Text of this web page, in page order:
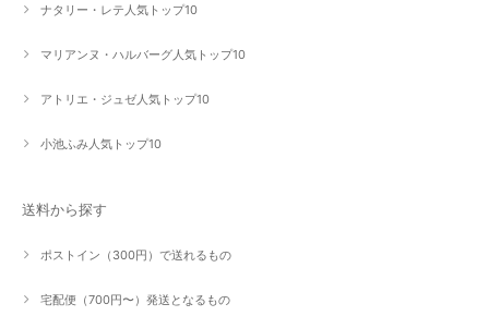
ナタリー・レテ人気トップ10
マリアンヌ・ハルバーグ人気トップ10
アトリエ・ジュゼ人気トップ10
小池ふみ人気トップ10
送料から探す
ポストイン（300円）で送れるもの
宅配便（700円〜）発送となるもの